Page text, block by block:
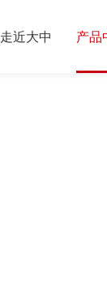
走近大中 产品